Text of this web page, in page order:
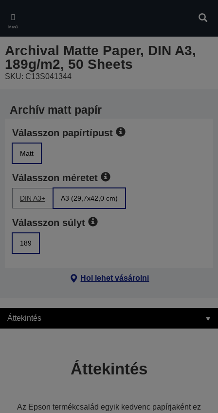
main
content
Menü
Archival Matte Paper, DIN A3,
189g/m2, 50 Sheets
SKU: C13S041344
Archív matt papír
Válasszon papírtípust
Matt
Válasszon méretet
DIN A3+ A3 (29,7x42,0 cm)
Válasszon súlyt
189
Hol lehet vásárolni
Áttekintés
Áttekintés
Az Epson termékcsalád egyik kedvenc papírjaként ez